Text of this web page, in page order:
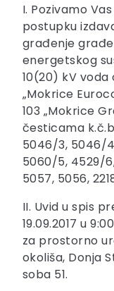
I. Pozivamo
postupku
građenje
energetskog
10(20) kV voda
„Mokrice
103 „Mokrice
česticama
5046/3, 5046/
5060/5, 4529/
5057, 5056,
II. Uvid u spis
19.09.2017 u
za prostorno
okoliša, Donja
soba 51.